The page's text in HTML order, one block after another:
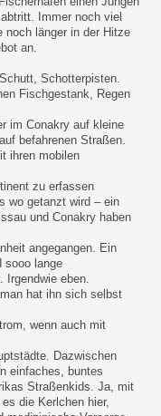
Immer noch viel
länger in der Hitze
an.
Schotterpisten.
Fischgestank, Regen
im Conakry auf kleine
befahrenen Straßen.
ihren mobilen
zu erfassen
wo getanzt wird – ein
und Conakry haben
angegangen. Ein
sooo lange
Irgendwie eben.
hat ihn sich selbst
wenn auch mit
Dazwischen
einfaches, buntes
Straßenkids. Ja, mit
die Kerlchen hier,